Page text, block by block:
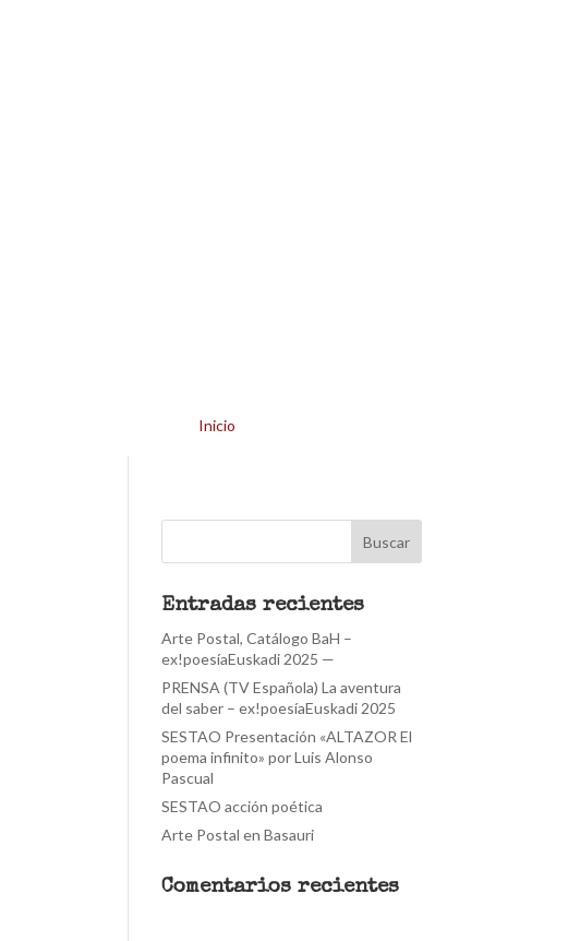
Inicio
Entradas recientes
Arte Postal, Catálogo BaH –
ex!poesíaEuskadi 2025 —
PRENSA (TV Española) La aventura
del saber – ex!poesíaEuskadi 2025
SESTAO Presentación «ALTAZOR El
poema infinito» por Luis Alonso
Pascual
SESTAO acción poética
Arte Postal en Basauri
Comentarios recientes